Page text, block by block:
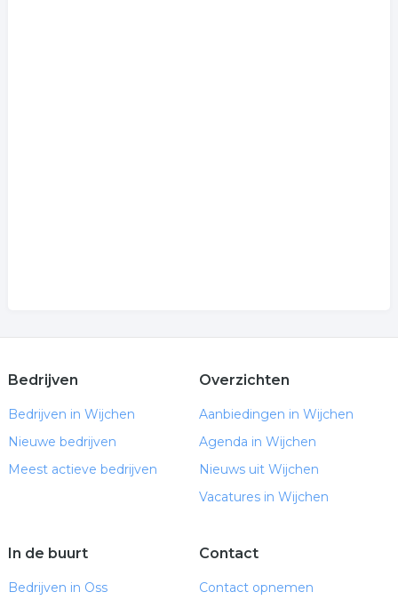
Bedrijven
Bedrijven in Wijchen
Nieuwe bedrijven
Meest actieve bedrijven
Overzichten
Aanbiedingen in Wijchen
Agenda in Wijchen
Nieuws uit Wijchen
Vacatures in Wijchen
In de buurt
Bedrijven in Oss
Contact
Contact opnemen